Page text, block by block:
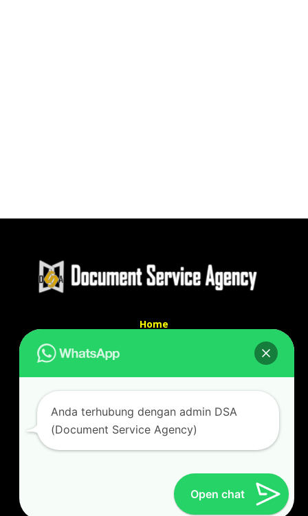
Home
Kontak kami
Alamat kantor :
Jl Swadaya Pam No 6 Rt 006 Rw 007 Jatinegara,
Cakung, Jakarta Timur 13930
(Dekat Mesjid Al Marzukiyah Swadaya Pam)
087887631193 / 021 48671259
documentsserviceagency@gmail.com
Open chat
Anda terhubung dengan admin DSA
(Document Service Agency)